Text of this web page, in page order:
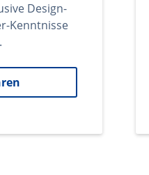
Design-
Kenntnisse